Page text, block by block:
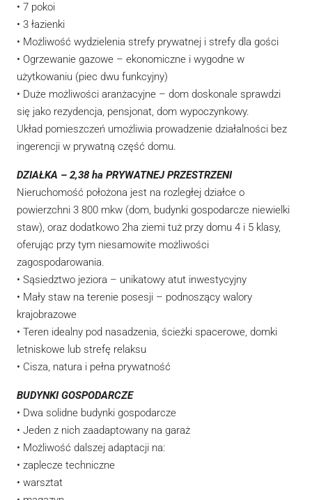
• 7 pokoi
• 3 łazienki
• Możliwość wydzielenia strefy prywatnej i strefy dla gości
• Ogrzewanie gazowe – ekonomiczne i wygodne w
użytkowaniu (piec dwu funkcyjny)
• Duże możliwości aranżacyjne – dom doskonale sprawdzi
się jako rezydencja, pensjonat, dom wypoczynkowy.
Układ pomieszczeń umożliwia prowadzenie działalności bez
ingerencji w prywatną część domu.
DZIAŁKA – 2,38 ha PRYWATNEJ PRZESTRZENI
Nieruchomość położona jest na rozległej działce o
powierzchni 3 800 mkw (dom, budynki gospodarcze niewielki
staw), oraz dodatkowo 2ha ziemi tuż przy domu 4 i 5 klasy,
oferując przy tym niesamowite możliwości
zagospodarowania.
• Sąsiedztwo jeziora – unikatowy atut inwestycyjny
• Mały staw na terenie posesji – podnoszący walory
krajobrazowe
• Teren idealny pod nasadzenia, ścieżki spacerowe, domki
letniskowe lub strefę relaksu
• Cisza, natura i pełna prywatność
BUDYNKI GOSPODARCZE
• Dwa solidne budynki gospodarcze
• Jeden z nich zaadaptowany na garaż
• Możliwość dalszej adaptacji na:
• zaplecze techniczne
• warsztat